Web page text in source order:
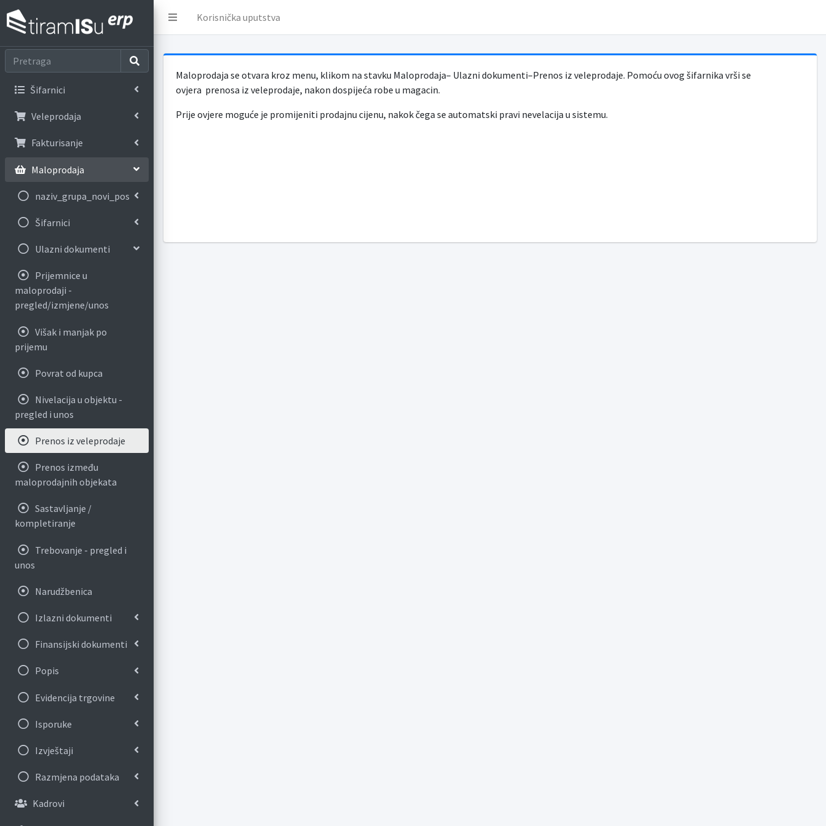
Korisnička uputstva
Šifarnici
Veleprodaja
Fakturisanje
Maloprodaja
naziv_grupa_novi_pos
Šifarnici
Ulazni dokumenti
Prijemnice u
maloprodaji -
pregled/izmjene/unos
Višak i manjak po
prijemu
Povrat od kupca
Nivelacija u objektu -
pregled i unos
Prenos iz veleprodaje
Prenos između
maloprodajnih objekata
Sastavljanje /
kompletiranje
Trebovanje - pregled i
unos
Narudžbenica
Izlazni dokumenti
Finansijski dokumenti
Popis
Evidencija trgovine
Isporuke
Izvještaji
Razmjena podataka
Kadrovi
Maloprodaja se otvara kroz menu, klikom na stavku Maloprodaja– Ulazni dokumenti–Prenos iz veleprodaje. Pomoću ovog šifarnika vrši se
ovjera prenosa iz veleprodaje, nakon dospijeća robe u magacin.
Prije ovjere moguće je promijeniti prodajnu cijenu, nakok čega se automatski pravi nevelacija u sistemu.